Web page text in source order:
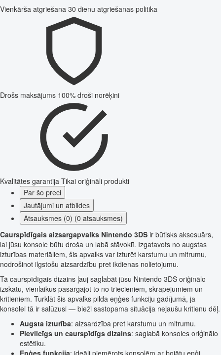
Vienkārša atgriešana 30 dienu atgriešanas politika
Drošs maksājums 100% droši norēķini
Kvalitātes garantija Tikai oriģināli produkti
Par šo preci
Jautājumi un atbildes
Atsauksmes (0) (0 atsauksmes)
Caurspīdīgais aizsargapvalks Nintendo 3DS ir būtisks aksesuārs,
lai jūsu konsole būtu droša un labā stāvoklī. Izgatavots no augstas
izturības materiāliem, šis apvalks var izturēt karstumu un mitrumu,
nodrošinot ilgstošu aizsardzību pret ikdienas nolietojumu.
Tā caurspīdīgais dizains ļauj saglabāt jūsu Nintendo 3DS oriģinālo
izskatu, vienlaikus pasargājot to no triecieniem, skrāpējumiem un
kritieniem. Turklāt šis apvalks pilda eņģes funkciju gadījumā, ja
konsolei tā ir salūzusi — bieži sastopama situācija nejaušu kritienu dēļ.
Augsta izturība: aizsardzība pret karstumu un mitrumu.
Pievilcīgs un caurspīdīgs dizains: saglabā konsoles oriģinālo
estētiku.
Eņģes funkcija: ideāli piemērots konsolēm ar bojātu eņģi.